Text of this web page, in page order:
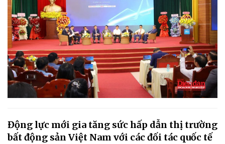
Động lực mới gia tăng sức hấp dẫn thị trường
bất động sản Việt Nam với các đối tác quốc tế